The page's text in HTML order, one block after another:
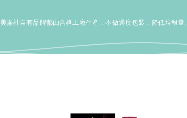
美廉社自有品牌都由合格工廠生產，不做過度包裝，降低垃報量。